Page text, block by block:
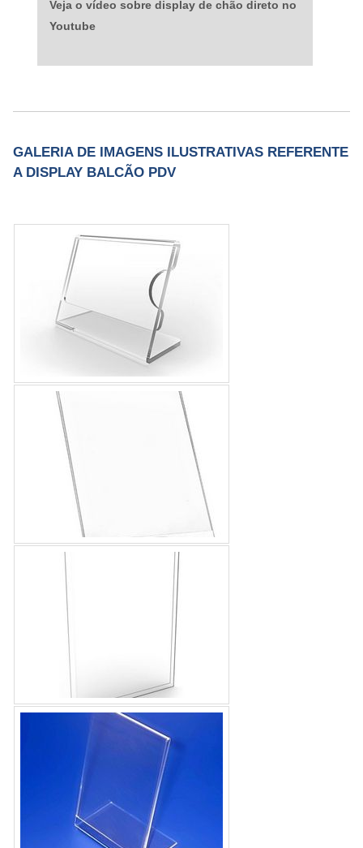
Veja o vídeo sobre display de chão direto no
Youtube
GALERIA DE IMAGENS ILUSTRATIVAS REFERENTE
A DISPLAY BALCÃO PDV